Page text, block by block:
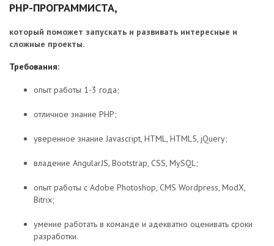
PHP-ПРОГРАММИСТА,
который поможет запускать и развивать интересные и
сложные проекты.
Требования:
опыт работы 1-3 года;
отличное знание PHP;
уверенное знание Javascript, HTML, HTML5, jQuery;
владение AngularJS, Bootstrap, CSS, MySQL;
опыт работы с Adobe Photoshop, CMS Wordpress, ModX,
Bitrix;
умение работать в команде и адекватно оценивать сроки
разработки.